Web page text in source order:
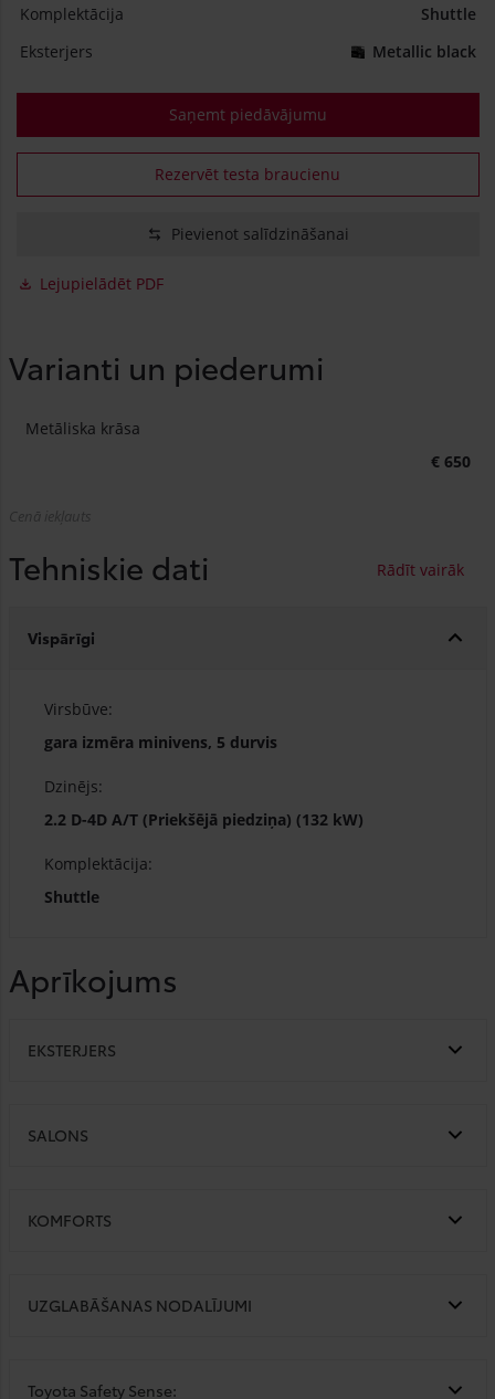
Komplektācija
Shuttle
Eksterjers
Metallic black
Saņemt piedāvājumu
Rezervēt testa braucienu
Pievienot salīdzināšanai
Lejupielādēt PDF
Varianti un piederumi
Metāliska krāsa
€ 650
Cenā iekļauts
Tehniskie dati
Vispārīgi
Virsbūve:
gara izmēra minivens, 5 durvis
Dzinējs:
2.2 D-4D A/T (Priekšējā piedziņa) (132 kW)
Komplektācija:
Shuttle
Aprīkojums
EKSTERJERS
SALONS
KOMFORTS
UZGLABĀŠANAS NODALĪJUMI
Toyota Safety Sense: